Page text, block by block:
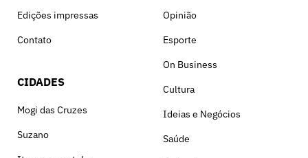
Edições impressas
Contato
CIDADES
Mogi das Cruzes
Suzano
Opinião
Esporte
On Business
Cultura
Ideias e Negócios
Saúde